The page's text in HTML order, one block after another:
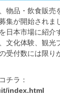
物品・飲食販売
集が開始されま
日本市場に紹介
文化体験、観光
受付数には限り
チラ：
index.html